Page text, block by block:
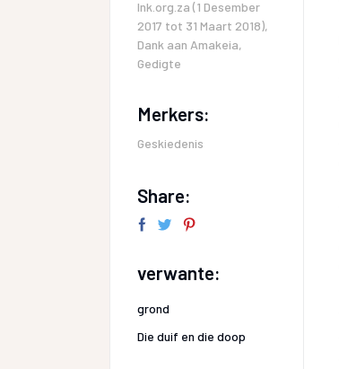
Ink.org.za (1 Desember
2017 tot 31 Maart 2018),
Dank aan Amakeia,
Gedigte
Merkers:
Geskiedenis
Share:
verwante:
grond
Die duif en die doop